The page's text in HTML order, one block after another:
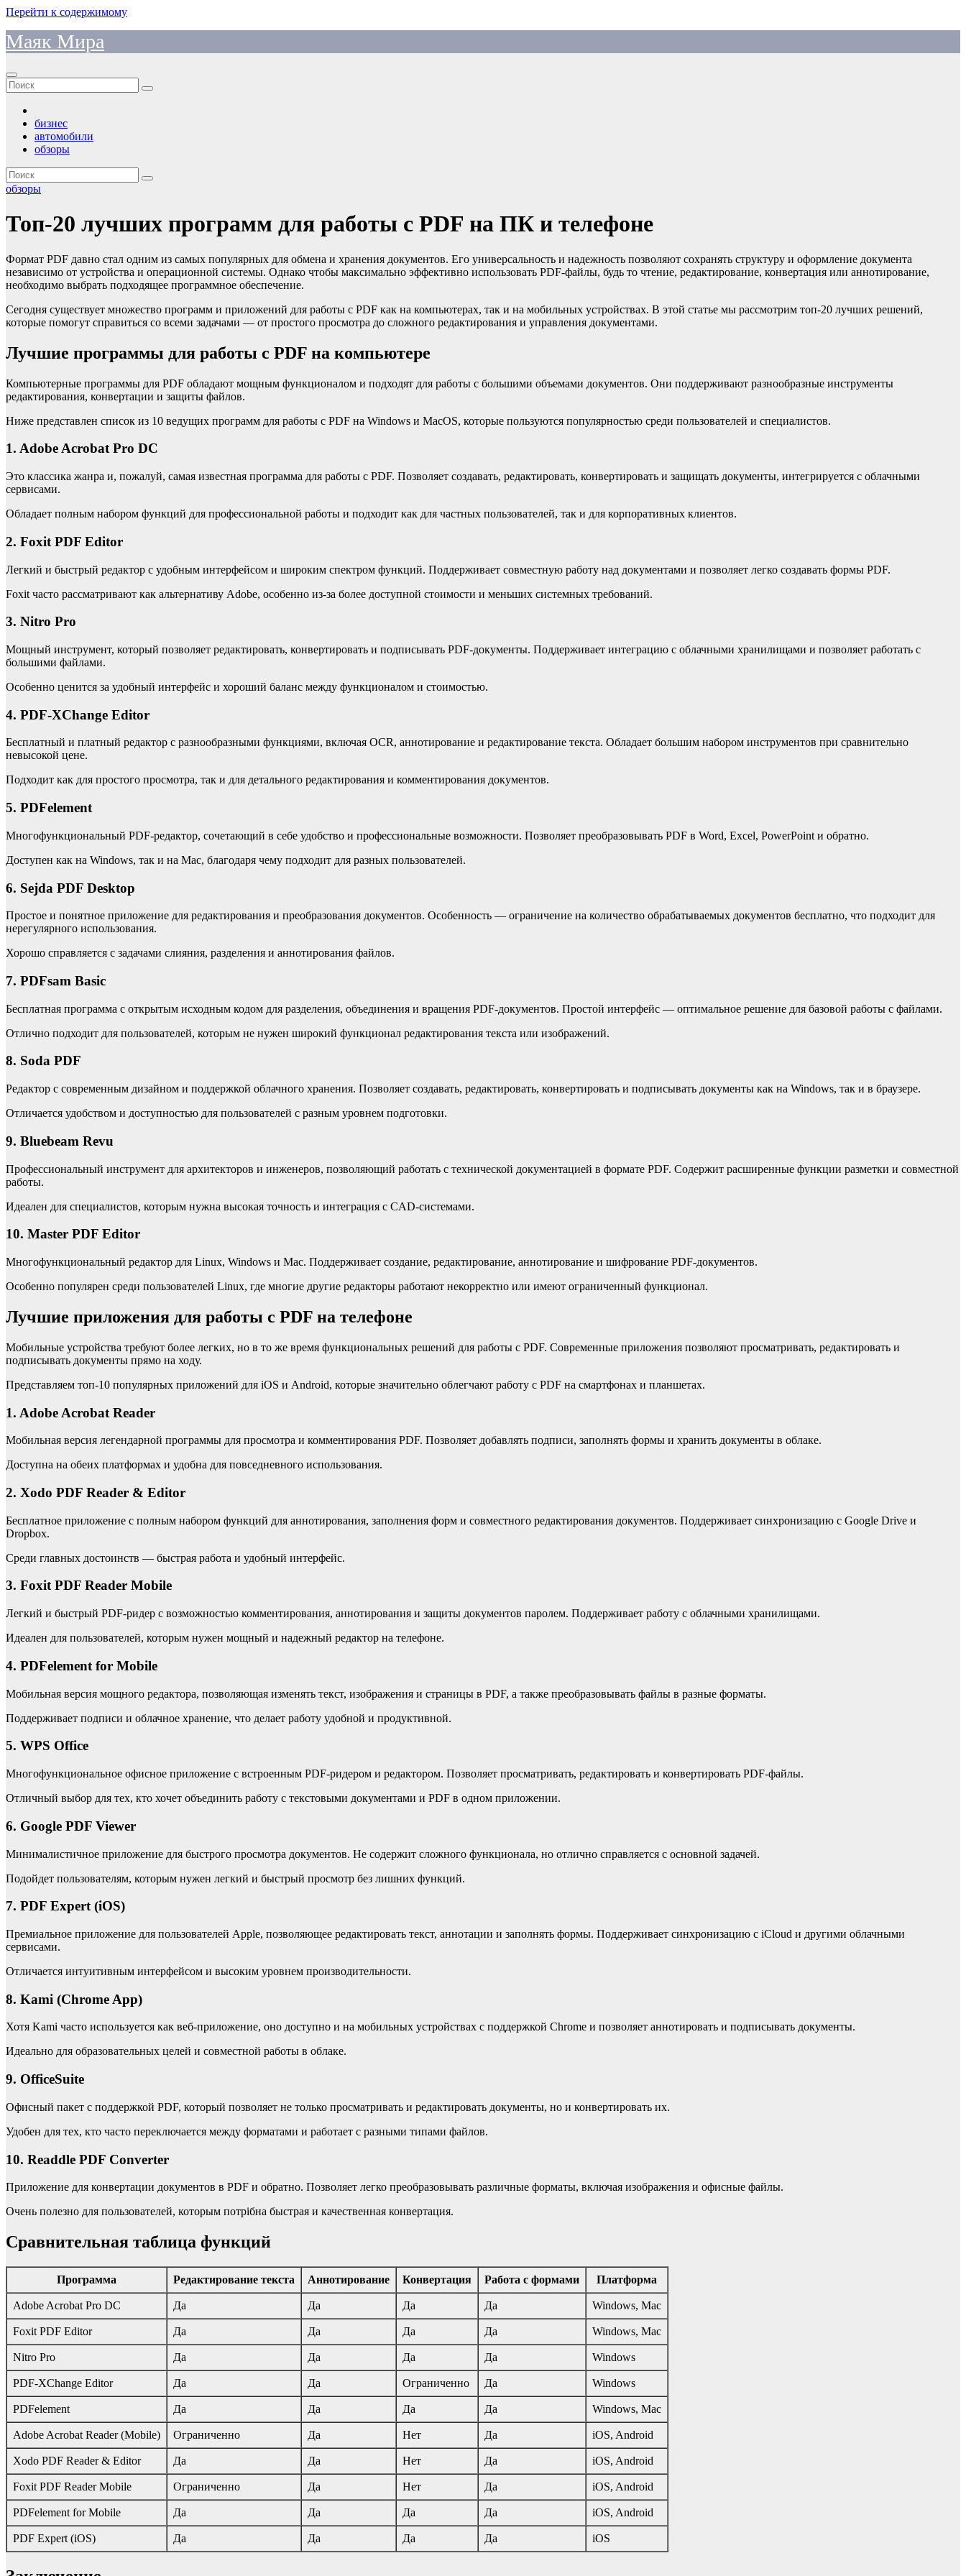
Перейти к содержимому
Маяк Мира
бизнес
автомобили
обзоры
обзоры
Топ-20 лучших программ для работы с PDF на ПК и телефоне
Формат PDF давно стал одним из самых популярных для обмена и хранения документов. Его универсальность и надежность позволяют сохранять структуру и оформление документа
независимо от устройства и операционной системы. Однако чтобы максимально эффективно использовать PDF-файлы, будь то чтение, редактирование, конвертация или аннотирование,
необходимо выбрать подходящее программное обеспечение.
Сегодня существует множество программ и приложений для работы с PDF как на компьютерах, так и на мобильных устройствах. В этой статье мы рассмотрим топ-20 лучших решений,
которые помогут справиться со всеми задачами — от простого просмотра до сложного редактирования и управления документами.
Лучшие программы для работы с PDF на компьютере
Компьютерные программы для PDF обладают мощным функционалом и подходят для работы с большими объемами документов. Они поддерживают разнообразные инструменты
редактирования, конвертации и защиты файлов.
Ниже представлен список из 10 ведущих программ для работы с PDF на Windows и MacOS, которые пользуются популярностью среди пользователей и специалистов.
1. Adobe Acrobat Pro DC
Это классика жанра и, пожалуй, самая известная программа для работы с PDF. Позволяет создавать, редактировать, конвертировать и защищать документы, интегрируется с облачными
сервисами.
Обладает полным набором функций для профессиональной работы и подходит как для частных пользователей, так и для корпоративных клиентов.
2. Foxit PDF Editor
Легкий и быстрый редактор с удобным интерфейсом и широким спектром функций. Поддерживает совместную работу над документами и позволяет легко создавать формы PDF.
Foxit часто рассматривают как альтернативу Adobe, особенно из-за более доступной стоимости и меньших системных требований.
3. Nitro Pro
Мощный инструмент, который позволяет редактировать, конвертировать и подписывать PDF-документы. Поддерживает интеграцию с облачными хранилищами и позволяет работать с
большими файлами.
Особенно ценится за удобный интерфейс и хороший баланс между функционалом и стоимостью.
4. PDF-XChange Editor
Бесплатный и платный редактор с разнообразными функциями, включая OCR, аннотирование и редактирование текста. Обладает большим набором инструментов при сравнительно
невысокой цене.
Подходит как для простого просмотра, так и для детального редактирования и комментирования документов.
5. PDFelement
Многофункциональный PDF-редактор, сочетающий в себе удобство и профессиональные возможности. Позволяет преобразовывать PDF в Word, Excel, PowerPoint и обратно.
Доступен как на Windows, так и на Mac, благодаря чему подходит для разных пользователей.
6. Sejda PDF Desktop
Простое и понятное приложение для редактирования и преобразования документов. Особенность — ограничение на количество обрабатываемых документов бесплатно, что подходит для
нерегулярного использования.
Хорошо справляется с задачами слияния, разделения и аннотирования файлов.
7. PDFsam Basic
Бесплатная программа с открытым исходным кодом для разделения, объединения и вращения PDF-документов. Простой интерфейс — оптимальное решение для базовой работы с файлами.
Отлично подходит для пользователей, которым не нужен широкий функционал редактирования текста или изображений.
8. Soda PDF
Редактор с современным дизайном и поддержкой облачного хранения. Позволяет создавать, редактировать, конвертировать и подписывать документы как на Windows, так и в браузере.
Отличается удобством и доступностью для пользователей с разным уровнем подготовки.
9. Bluebeam Revu
Профессиональный инструмент для архитекторов и инженеров, позволяющий работать с технической документацией в формате PDF. Содержит расширенные функции разметки и совместной
работы.
Идеален для специалистов, которым нужна высокая точность и интеграция с CAD-системами.
10. Master PDF Editor
Многофункциональный редактор для Linux, Windows и Mac. Поддерживает создание, редактирование, аннотирование и шифрование PDF-документов.
Особенно популярен среди пользователей Linux, где многие другие редакторы работают некорректно или имеют ограниченный функционал.
Лучшие приложения для работы с PDF на телефоне
Мобильные устройства требуют более легких, но в то же время функциональных решений для работы с PDF. Современные приложения позволяют просматривать, редактировать и
подписывать документы прямо на ходу.
Представляем топ-10 популярных приложений для iOS и Android, которые значительно облегчают работу с PDF на смартфонах и планшетах.
1. Adobe Acrobat Reader
Мобильная версия легендарной программы для просмотра и комментирования PDF. Позволяет добавлять подписи, заполнять формы и хранить документы в облаке.
Доступна на обеих платформах и удобна для повседневного использования.
2. Xodo PDF Reader & Editor
Бесплатное приложение с полным набором функций для аннотирования, заполнения форм и совместного редактирования документов. Поддерживает синхронизацию с Google Drive и
Dropbox.
Среди главных достоинств — быстрая работа и удобный интерфейс.
3. Foxit PDF Reader Mobile
Легкий и быстрый PDF-ридер с возможностью комментирования, аннотирования и защиты документов паролем. Поддерживает работу с облачными хранилищами.
Идеален для пользователей, которым нужен мощный и надежный редактор на телефоне.
4. PDFelement for Mobile
Мобильная версия мощного редактора, позволяющая изменять текст, изображения и страницы в PDF, а также преобразовывать файлы в разные форматы.
Поддерживает подписи и облачное хранение, что делает работу удобной и продуктивной.
5. WPS Office
Многофункциональное офисное приложение с встроенным PDF-ридером и редактором. Позволяет просматривать, редактировать и конвертировать PDF-файлы.
Отличный выбор для тех, кто хочет объединить работу с текстовыми документами и PDF в одном приложении.
6. Google PDF Viewer
Минималистичное приложение для быстрого просмотра документов. Не содержит сложного функционала, но отлично справляется с основной задачей.
Подойдет пользователям, которым нужен легкий и быстрый просмотр без лишних функций.
7. PDF Expert (iOS)
Премиальное приложение для пользователей Apple, позволяющее редактировать текст, аннотации и заполнять формы. Поддерживает синхронизацию с iCloud и другими облачными
сервисами.
Отличается интуитивным интерфейсом и высоким уровнем производительности.
8. Kami (Chrome App)
Хотя Kami часто используется как веб-приложение, оно доступно и на мобильных устройствах с поддержкой Chrome и позволяет аннотировать и подписывать документы.
Идеально для образовательных целей и совместной работы в облаке.
9. OfficeSuite
Офисный пакет с поддержкой PDF, который позволяет не только просматривать и редактировать документы, но и конвертировать их.
Удобен для тех, кто часто переключается между форматами и работает с разными типами файлов.
10. Readdle PDF Converter
Приложение для конвертации документов в PDF и обратно. Позволяет легко преобразовывать различные форматы, включая изображения и офисные файлы.
Очень полезно для пользователей, которым потрібна быстрая и качественная конвертация.
Сравнительная таблица функций
Программа Редактирование текста Аннотирование Конвертация Работа с формами Платформа
Adobe Acrobat Pro DC Да Да Да Да Windows, Mac
Foxit PDF Editor Да Да Да Да Windows, Mac
Nitro Pro Да Да Да Да Windows
PDF-XChange Editor Да Да Ограниченно Да Windows
PDFelement Да Да Да Да Windows, Mac
Adobe Acrobat Reader (Mobile) Ограниченно Да Нет Да iOS, Android
Xodo PDF Reader & Editor Да Да Нет Да iOS, Android
Foxit PDF Reader Mobile Ограниченно Да Нет Да iOS, Android
PDFelement for Mobile Да Да Да Да iOS, Android
PDF Expert (iOS) Да Да Да Да iOS